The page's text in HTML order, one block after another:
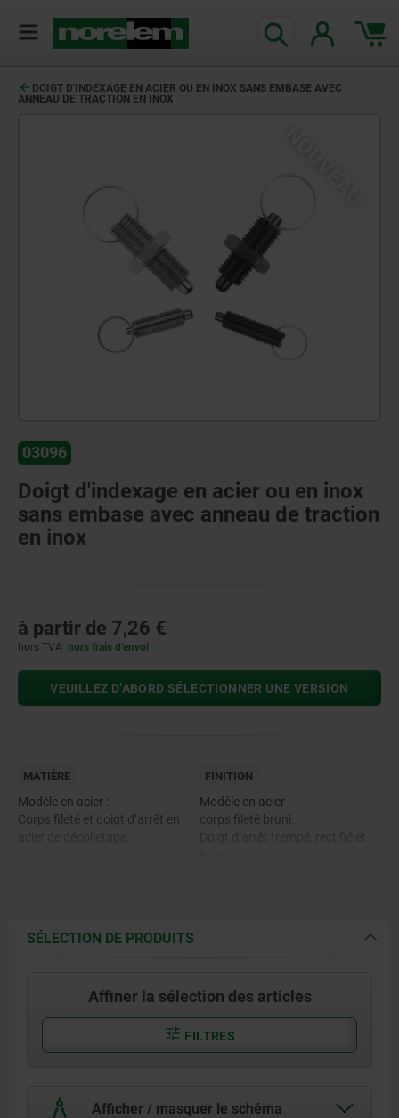
DOIGT D'INDEXAGE EN ACIER OU EN INOX SANS EMBASE AVEC
ANNEAU DE TRACTION EN INOX
03096
Doigt d'indexage en acier ou en inox
sans embase avec anneau de traction
en inox
à partir de 7,26 €
hors TVA hors frais d’envoi
VEUILLEZ D’ABORD SÉLECTIONNER UNE VERSION
MATIÈRE
Modèle en acier :
Corps fileté et doigt d’arrêt en
FINITION
Modèle en acier :
corps fileté bruni.
Anneau brut.
SÉLECTION DE PRODUITS
Affiner la sélection des articles
FILTRES
Afficher / masquer le schéma